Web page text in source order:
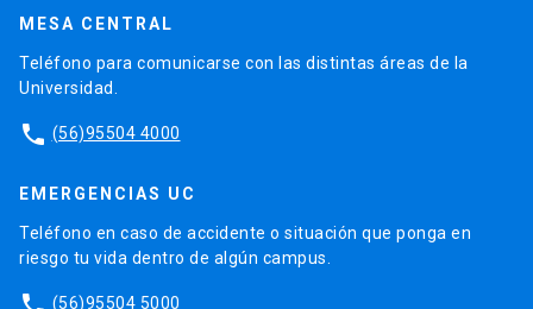
MESA CENTRAL
Teléfono para comunicarse con las distintas áreas de la
Universidad.
phone (56)95504 4000
EMERGENCIAS UC
Teléfono en caso de accidente o situación que ponga en
riesgo tu vida dentro de algún campus.
(56)95504 5000